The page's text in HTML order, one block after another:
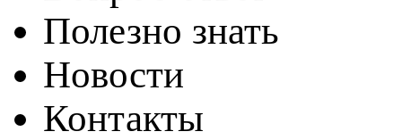
Полезно знать
Новости
Контакты